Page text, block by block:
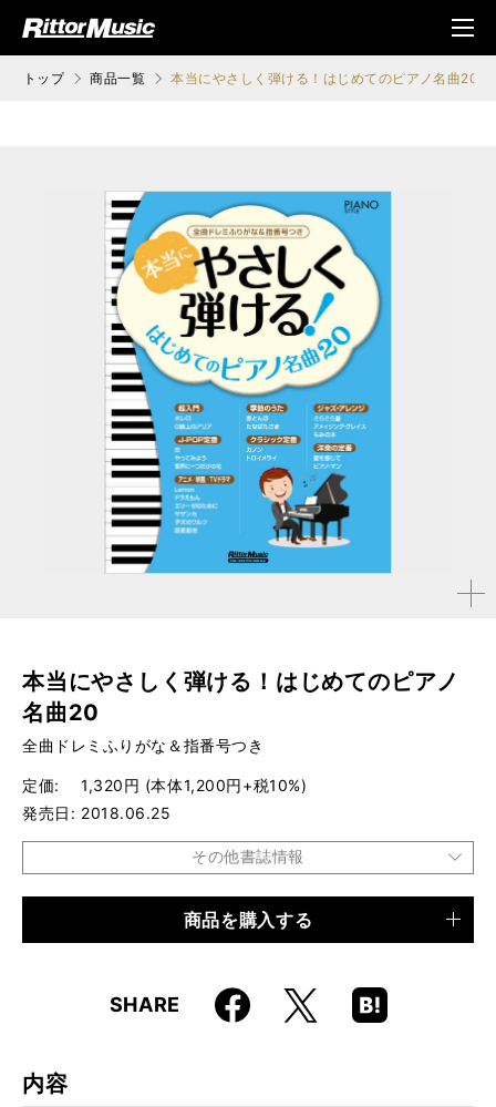
ジック (Rittor Musi
メニ
ュ
トップ 商品一覧 本当にやさしく弾ける！はじめてのピアノ名曲20
拡大す
本当にやさしく弾ける！はじめてのピアノ
名曲20
全曲ドレミふりがな＆指番号つき
定価
1,320円 (本体1,200円+税10%)
発売日
2018.06.25
その他書誌情報
9784845632602
商品を購入する
SHARE Faceboo
k
X
Hatena
Boo
内容